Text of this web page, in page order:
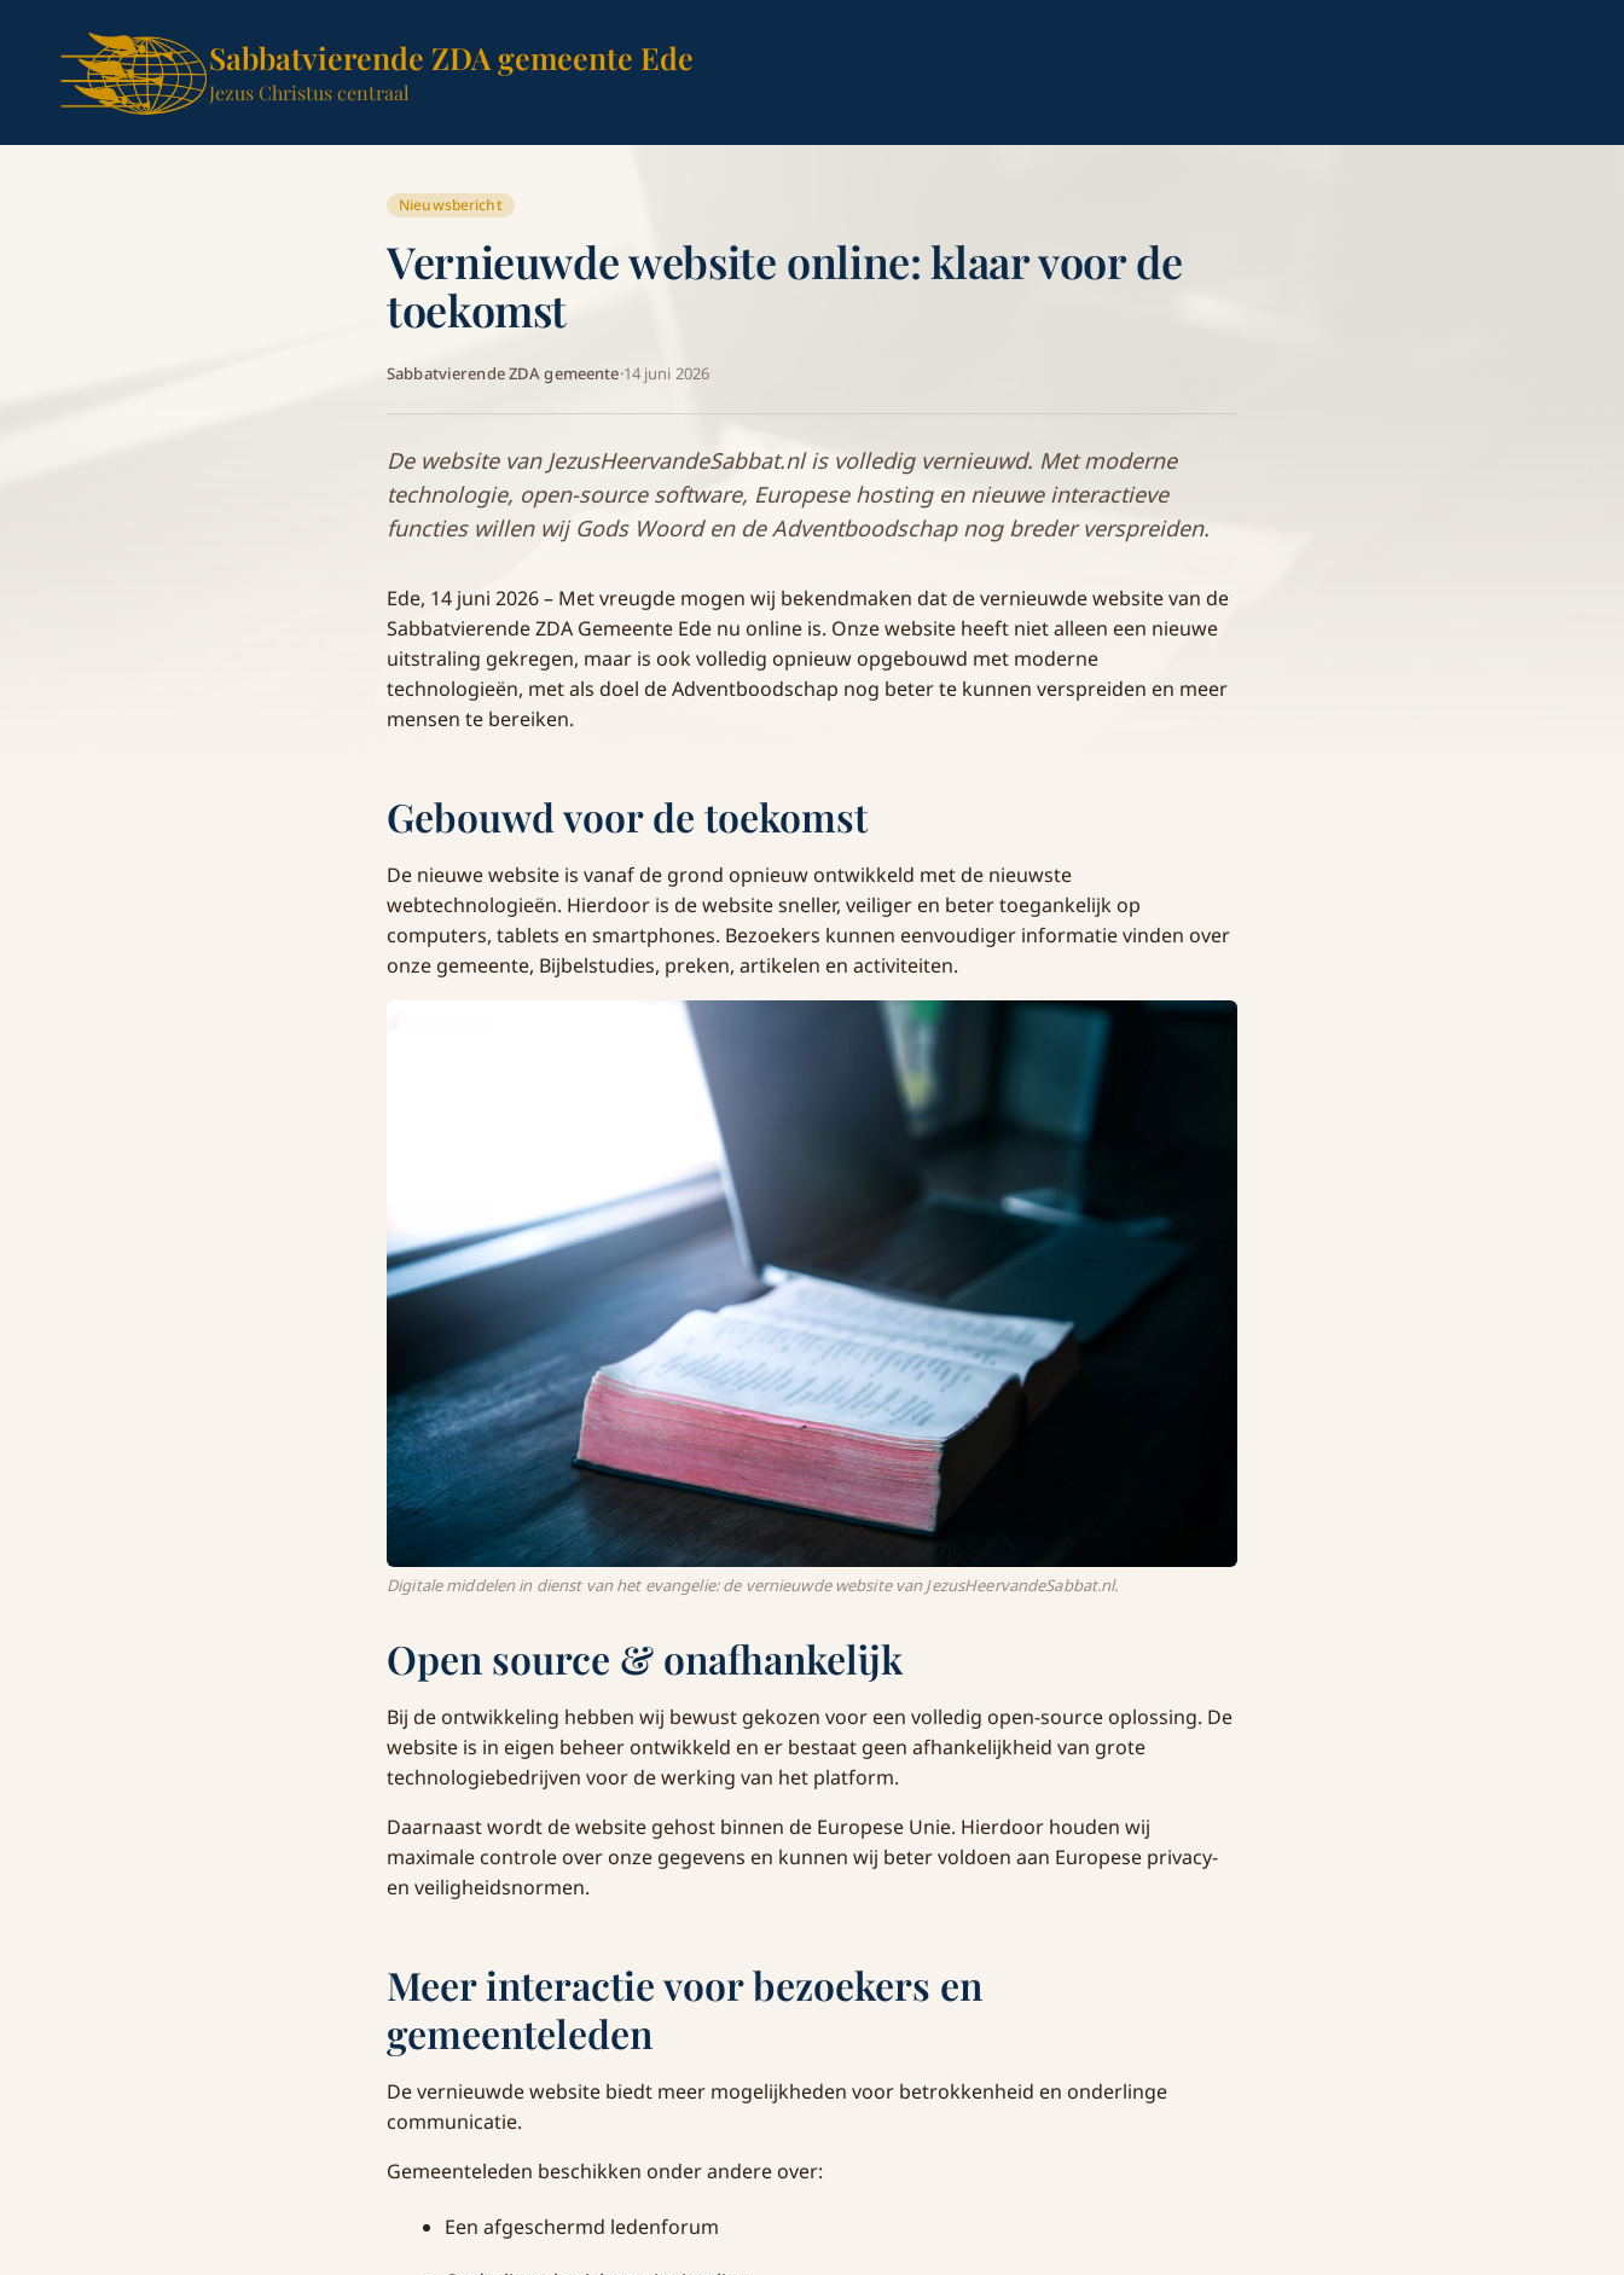
Sabbatvierende ZDA gemeente Ede
Jezus Christus centraal
Nieuwsbericht
Vernieuwde website online: klaar voor de
toekomst
Sabbatvierende ZDA gemeente·14 juni 2026
De website van JezusHeervandeSabbat.nl is volledig vernieuwd. Met moderne
technologie, open-source software, Europese hosting en nieuwe interactieve
functies willen wij Gods Woord en de Adventboodschap nog breder verspreiden.
Ede, 14 juni 2026 – Met vreugde mogen wij bekendmaken dat de vernieuwde website van de
Sabbatvierende ZDA Gemeente Ede nu online is. Onze website heeft niet alleen een nieuwe
uitstraling gekregen, maar is ook volledig opnieuw opgebouwd met moderne
technologieën, met als doel de Adventboodschap nog beter te kunnen verspreiden en meer
mensen te bereiken.
Gebouwd voor de toekomst
De nieuwe website is vanaf de grond opnieuw ontwikkeld met de nieuwste
webtechnologieën. Hierdoor is de website sneller, veiliger en beter toegankelijk op
computers, tablets en smartphones. Bezoekers kunnen eenvoudiger informatie vinden over
onze gemeente, Bijbelstudies, preken, artikelen en activiteiten.
Digitale middelen in dienst van het evangelie: de vernieuwde website van JezusHeervandeSabbat.nl.
Open source & onafhankelijk
Bij de ontwikkeling hebben wij bewust gekozen voor een volledig open-source oplossing. De
website is in eigen beheer ontwikkeld en er bestaat geen afhankelijkheid van grote
technologiebedrijven voor de werking van het platform.
Daarnaast wordt de website gehost binnen de Europese Unie. Hierdoor houden wij
maximale controle over onze gegevens en kunnen wij beter voldoen aan Europese privacy-
en veiligheidsnormen.
Meer interactie voor bezoekers en
gemeenteleden
De vernieuwde website biedt meer mogelijkheden voor betrokkenheid en onderlinge
communicatie.
Gemeenteleden beschikken onder andere over:
Een afgeschermd ledenforum